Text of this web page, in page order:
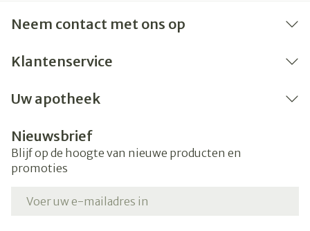
Neem contact met ons op
Klantenservice
Uw apotheek
Nieuwsbrief
Blijf op de hoogte van nieuwe producten en
promoties